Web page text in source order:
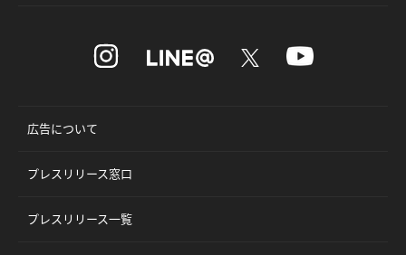
広告について
プレスリリース窓口
プレスリリース一覧